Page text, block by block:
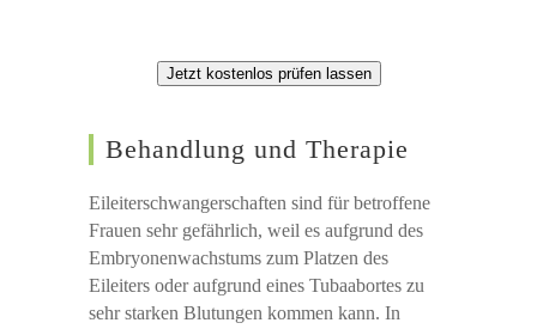
Jetzt kostenlos prüfen lassen
Behandlung und Therapie
Eileiterschwangerschaften sind für betroffene
Frauen sehr gefährlich, weil es aufgrund des
Embryonenwachstums zum Platzen des
Eileiters oder aufgrund eines Tubaabortes zu
sehr starken Blutungen kommen kann. In